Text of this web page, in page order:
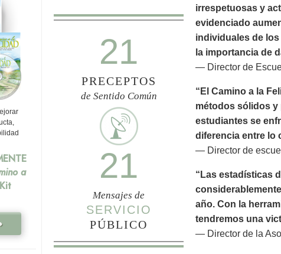
21
PRECEPTOS
de Sentido Común
21
Mensajes de
SERVICIO
PÚBLICO
irrespetuosas y
evidenciado
individuales de
la importancia de
— Director de
“El Camino a la
métodos sólidos
estudiantes se
diferencia entre lo
— Director de
“Las estadísticas
año. Con la
tendremos una
— Director de la
a